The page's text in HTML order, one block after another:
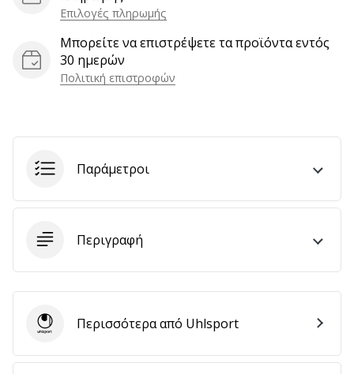
Facebook
φόρουμ
συζητήσεων;
Αφήστε
σας
έσοδα.
όλων
των
άρθρων
Επιλογές πληρωμής
Μπορείτε να επιστρέψετε τα προϊόντα εντός
30 ημερών
Πολιτική επιστροφών
Παράμετροι
Περιγραφή
UhlsportΠερισσότερα από Uhlsport